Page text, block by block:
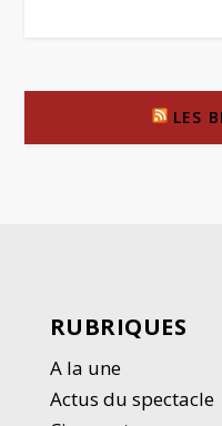
LES
RUBRIQUES
A la une
Actus du spectacle